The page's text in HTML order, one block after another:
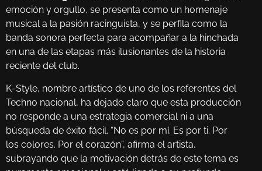
emoción y orgullo, se presenta como un homenaje
musical a la pasión racinguista, y se perfila como la
banda sonora perfecta para acompañar a la hinchada
en una de las etapas más ilusionantes de la historia
reciente del club.
K-Style, nombre artístico de uno de los referentes del
Techno nacional, ha dejado claro que esta producción
no responde a una estrategia comercial ni a una
búsqueda de éxito fácil. “No es por mí. Es por ti. Por
los colores. Por el corazón”, afirma el artista,
subrayando que la motivación detrás de este tema es